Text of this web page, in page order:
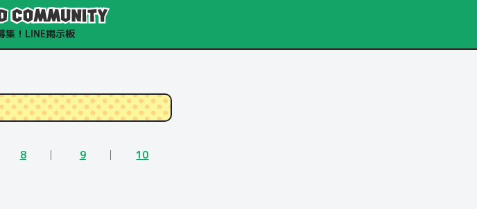
集！LINE掲示板
8 9 10